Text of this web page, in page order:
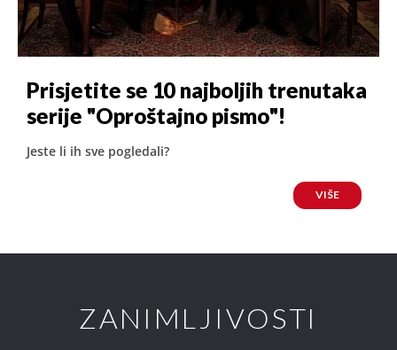
Prisjetite se 10 najboljih trenutaka
serije "Oproštajno pismo"!
Jeste li ih sve pogledali?
VIŠE
ZANIMLJIVOSTI